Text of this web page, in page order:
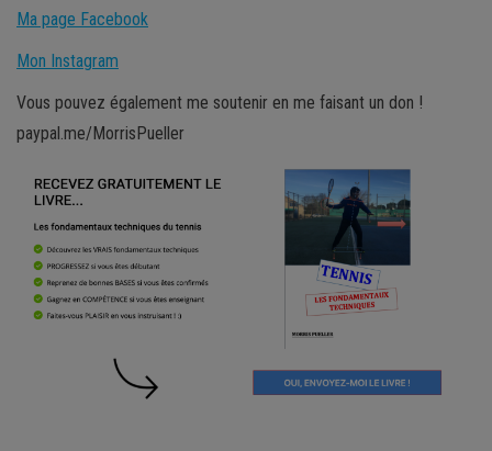
Ma page Facebook
Mon Instagram
Vous pouvez également me soutenir en me faisant un don !
paypal.me/MorrisPueller